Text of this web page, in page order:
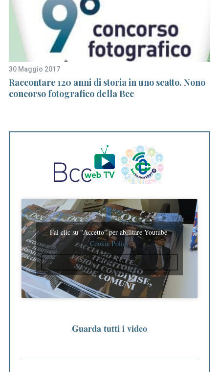
30 Maggio 2017
Raccontare 120 anni di storia in uno scatto. Nono
concorso fotografico della Bcc
Fai clic su "Accetto" per abilitare Youtube
Cookie Policy
ACCETTO
Guarda tutti i video